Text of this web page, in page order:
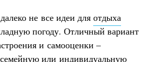
не все идеи для отдыха
погоду. Отличный вариант
и самооценки –
или индивидуальную